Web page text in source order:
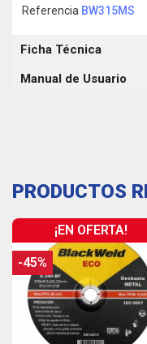
PRODUCTOS
¡EN OFERTA!
-45%
Referencia BW315MS
Ficha Técnica
Manual de Usuario